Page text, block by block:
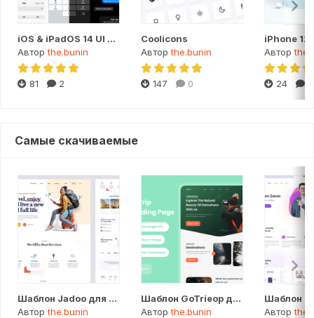
iOS & iPadOS 14 UI Kit
Авторthe.bunin
81 2
Coolicons
Авторthe.bunin
147 0
Автор
24
Самые скачиваемые
Шаблон Jadoo для Figma
Авторthe.bunin
Шаблон GoTrieop для Figma
Авторthe.bunin Автор